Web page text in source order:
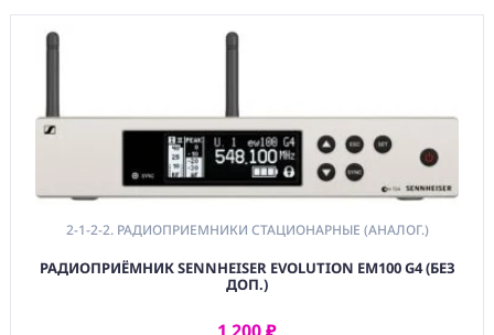
Цифровые
2-4. Антенные
системы
2-5. Коммутация
Кабельная Звук
2-6.
Коммутационные
Устройства Звук
2-1-2-2. РАДИОПРИЕМНИКИ СТАЦИОНАРНЫЕ (АНАЛОГ.)
РАДИОПРИЁМНИК SENNHEISER EVOLUTION EM100 G4 (БЕЗ
ДОП.)